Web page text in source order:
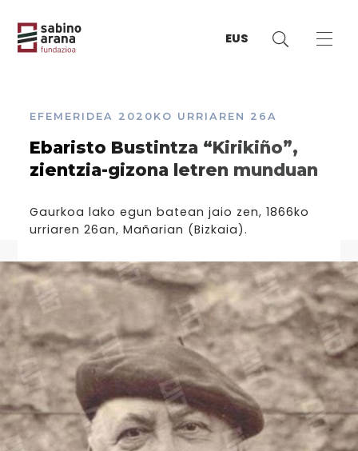
EUS
EFEMERIDEA 2020KO URRIAREN 26A
Ebaristo Bustintza “Kirikiño”,
zientzia-gizona letren munduan
Gaurkoa lako egun batean jaio zen, 1866ko
urriaren 26an, Mañarian (Bizkaia).